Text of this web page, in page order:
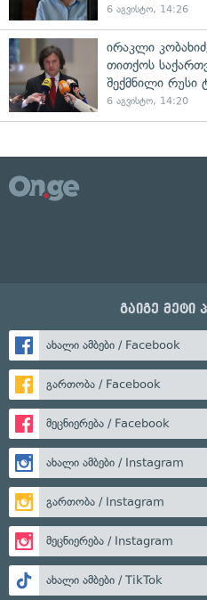
6 აგვისტო, 14:26
ირაკლი
თითქოს
შექმნილი რუსი
6 აგვისტო, 14:20
გაიგე მეტი
ახალი ამბები / Facebook
გართობა / Facebook
მეცნიერება / Facebook
ახალი ამბები / Instagram
გართობა / Instagram
მეცნიერება / Instagram
ახალი ამბები / TikTok